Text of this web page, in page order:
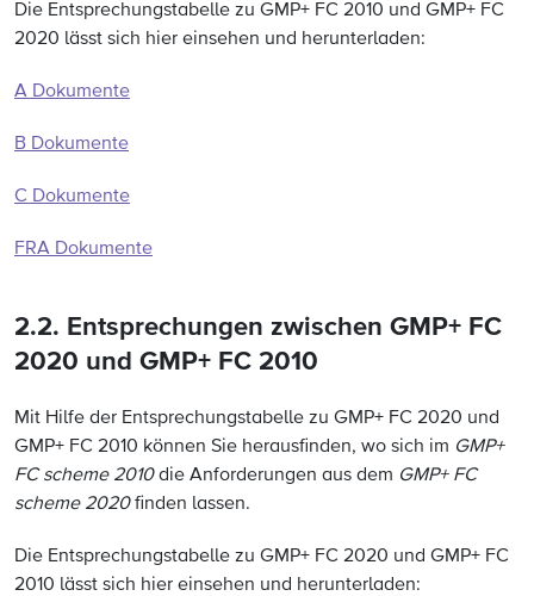
Die Entsprechungstabelle zu GMP+ FC 2010 und GMP+ FC
2020 lässt sich hier einsehen und herunterladen:
A Dokumente
B Dokumente
C Dokumente
FRA Dokumente
2.2. Entsprechungen zwischen GMP+ FC
2020 und GMP+ FC 2010
Mit Hilfe der Entsprechungstabelle zu GMP+ FC 2020 und
GMP+ FC 2010 können Sie herausfinden, wo sich im GMP+
FC scheme 2010die Anforderungen aus dem GMP+ FC
scheme 2020finden lassen.
Die Entsprechungstabelle zu GMP+ FC 2020 und GMP+ FC
2010 lässt sich hier einsehen und herunterladen: